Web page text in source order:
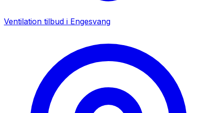
Ventilation tilbud i Engesvang